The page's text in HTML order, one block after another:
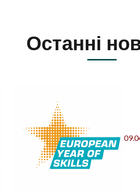
Останні